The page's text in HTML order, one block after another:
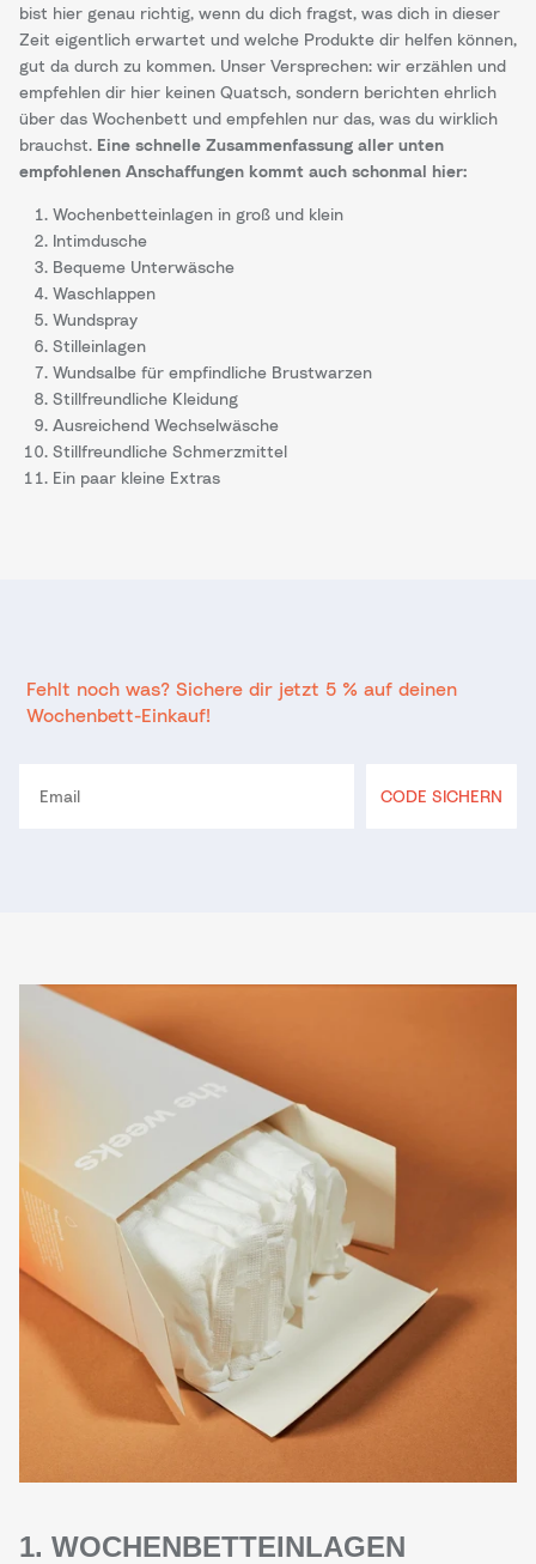
bist hier genau richtig, wenn du dich fragst, was dich in dieser
Zeit eigentlich erwartet und welche Produkte dir helfen können,
gut da durch zu kommen. Unser Versprechen: wir erzählen und
empfehlen dir hier keinen Quatsch, sondern berichten ehrlich
über das Wochenbett und empfehlen nur das, was du wirklich
brauchst. Eine schnelle Zusammenfassung aller unten
empfohlenen Anschaffungen kommt auch schonmal hier:
Wochenbetteinlagen in groß und klein
Intimdusche
Bequeme Unterwäsche
Waschlappen
Wundspray
Stilleinlagen
Wundsalbe für empfindliche Brustwarzen
Stillfreundliche Kleidung
Ausreichend Wechselwäsche
Stillfreundliche Schmerzmittel
Ein paar kleine Extras
Fehlt noch was? Sichere dir jetzt 5 % auf deinen
Wochenbett-Einkauf!
CODE SICHERN
1. WOCHENBETTEINLAGEN